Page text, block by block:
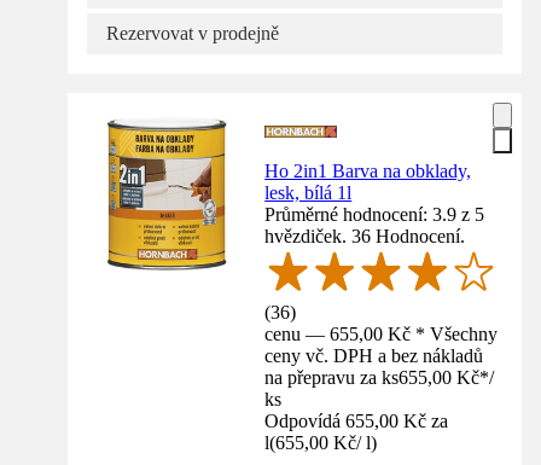
Rezervovat v prodejně
Ho 2in1 Barva na obklady,
lesk, bílá 1l
Průměrné hodnocení: 3.9 z 5
hvězdiček. 36 Hodnocení.
(36)
cenu — 655,00 Kč * Všechny
ceny vč. DPH a bez nákladů
na přepravu za ks655,00 Kč*/
ks
Odpovídá 655,00 Kč za
l(655,00 Kč/ l)